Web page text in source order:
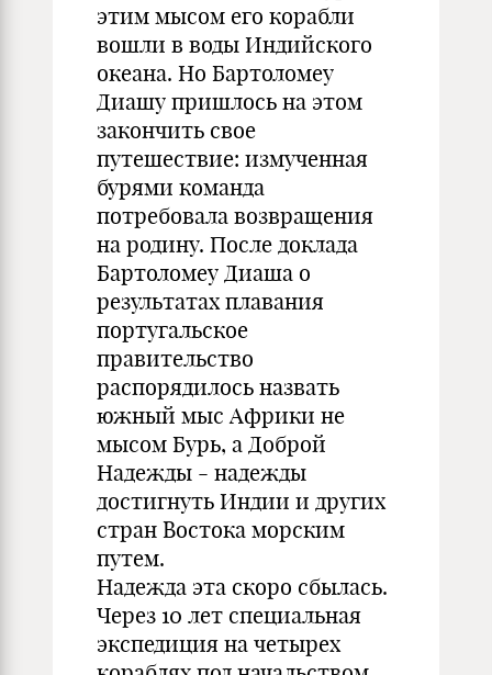
этим мысом его корабли
вошли в воды Индийского
океана. Но Бартоломеу
Диашу пришлось на этом
закончить свое
путешествие: измученная
бурями команда
потребовала возвращения
на родину. После доклада
Бартоломеу Диаша о
результатах плавания
португальское
правительство
распорядилось назвать
южный мыс Африки не
мысом Бурь, а Доброй
Надежды - надежды
достигнуть Индии и других
стран Востока морским
путем.
Надежда эта скоро сбылась.
Через 10 лет специальная
экспедиция на четырех